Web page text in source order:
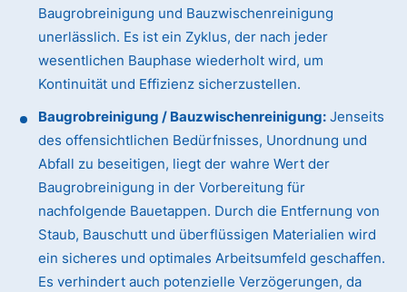
Baugrobreinigung und Bauzwischenreinigung
unerlässlich. Es ist ein Zyklus, der nach jeder
wesentlichen Bauphase wiederholt wird, um
Kontinuität und Effizienz sicherzustellen.
Baugrobreinigung / Bauzwischenreinigung: Jenseits
des offensichtlichen Bedürfnisses, Unordnung und
Abfall zu beseitigen, liegt der wahre Wert der
Baugrobreinigung in der Vorbereitung für
nachfolgende Bauetappen. Durch die Entfernung von
Staub, Bauschutt und überflüssigen Materialien wird
ein sicheres und optimales Arbeitsumfeld geschaffen.
Es verhindert auch potenzielle Verzögerungen, da